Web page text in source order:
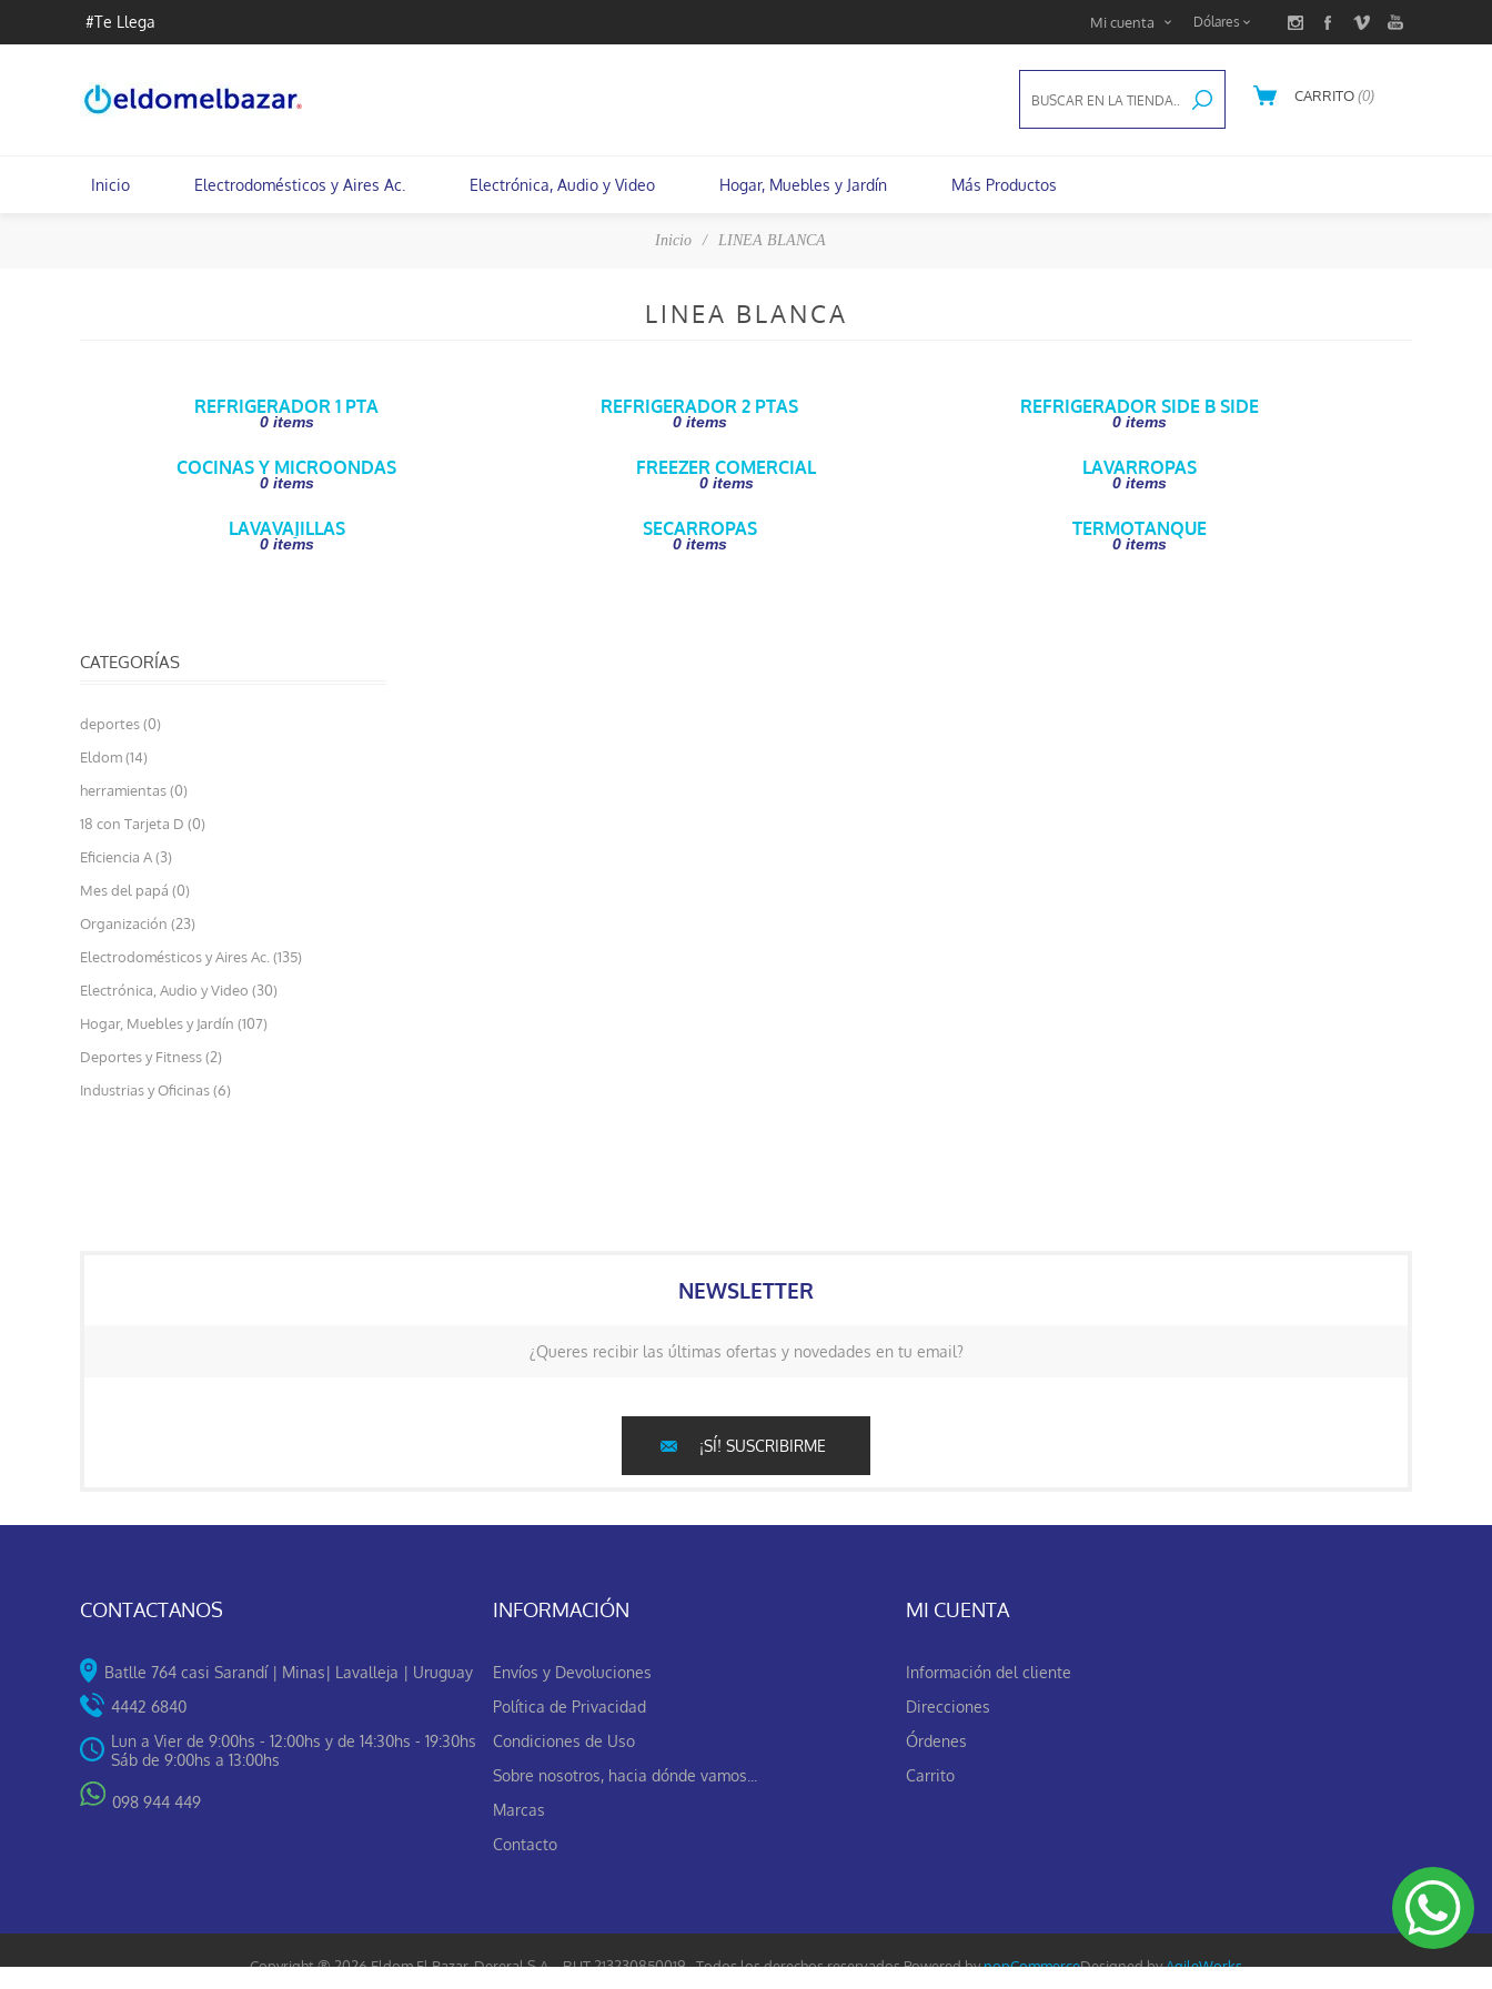
#Te Llega Mi cuenta
CARRITO (0)
Inicio Electrodomésticos y Aires Ac. Electrónica, Audio y Video Hogar, Muebles y Jardín Más Productos
Inicio / LINEA BLANCA
REFRIGERADOR 1 PTA
0 items
REFRIGERADOR 2 PTAS
0 items
REFRIGERADOR SIDE B SIDE
0 items
COCINAS Y MICROONDAS
0 items
FREEZER COMERCIAL
0 items
LAVARROPAS
0 items
LAVAVAJILLAS
0 items
SECARROPAS
0 items
TERMOTANQUE
0 items
LINEA BLANCA
CATEGORÍAS
deportes (0)
Eldom (14)
herramientas (0)
18 con Tarjeta D (0)
Eficiencia A (3)
Mes del papá (0)
Organización (23)
Electrodomésticos y Aires Ac. (135)
Electrónica, Audio y Video (30)
Hogar, Muebles y Jardín (107)
Deportes y Fitness (2)
Industrias y Oficinas (6)
NEWSLETTER
¿Queres recibir las últimas ofertas y novedades en tu email?
¡SÍ! SUSCRIBIRME
CONTACTANOS
Batlle 764 casi Sarandí | Minas| Lavalleja | Uruguay
4442 6840
Lun a Vier de 9:00hs - 12:00hs y de 14:30hs - 19:30hs
Sáb de 9:00hs a 13:00hs
098 944 449
INFORMACIÓN
Envíos y Devoluciones
Política de Privacidad
Condiciones de Uso
Sobre nosotros, hacia dónde vamos...
Marcas
Contacto
MI CUENTA
Información del cliente
Direcciones
Órdenes
Carrito
Copyright ® 2026 Eldom El Bazar. Dereral S.A. - RUT 213230850019 - Todos los derechos reservados.Powered bynopCommerceDesigned byAgileWorks